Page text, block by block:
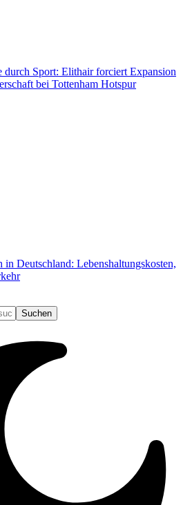
durch Sport: Elithair forciert Expansion
bei Tottenham Hotspur
in Deutschland: Lebenshaltungskosten,